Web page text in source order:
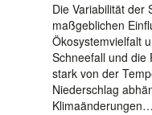
Die Variabilität der
maßgeblichen
Ökosystemvielfalt
Schneefall und die
stark von der
Niederschlag
Klimaänderungen…